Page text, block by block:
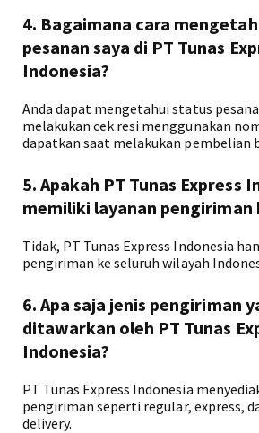
4. Bagaimana cara
pesanan saya di PT Tunas
Indonesia?
Anda dapat mengetahui status
melakukan cek resi menggunakan
dapatkan saat melakukan pembelian
5. Apakah PT Tunas Express
memiliki layanan pengiriman
Tidak, PT Tunas Express Indonesia
pengiriman ke seluruh wilayah
6. Apa saja jenis pengiriman
ditawarkan oleh PT Tunas
Indonesia?
PT Tunas Express Indonesia
pengiriman seperti regular, express,
delivery.